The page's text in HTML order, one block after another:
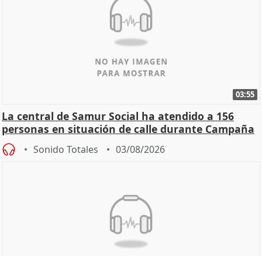
03:55
La central de Samur Social ha atendido a 156
personas en situación de calle durante Campaña
de Calor
Sonido Totales 03/08/2026